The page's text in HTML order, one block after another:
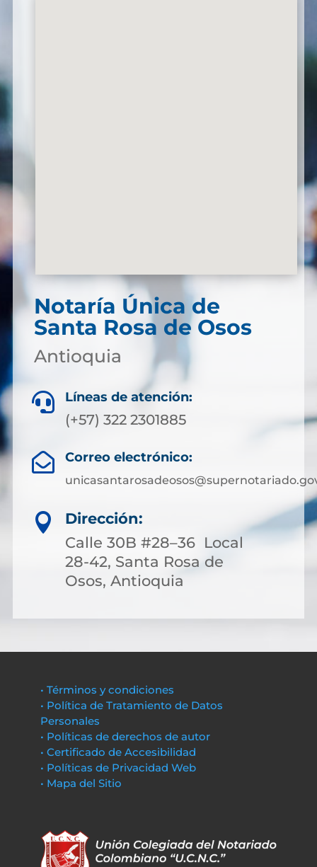
Notaría Única de
Santa Rosa de Osos
Antioquia
 Líneas de atención:
(+57) 322 2301885
 Correo electrónico:

Dirección:
Calle 30B #28–36 Local
28-42, Santa Rosa de
Osos, Antioquia
• Términos y condiciones
• Política de Tratamiento de Datos
Personales
• Políticas de derechos de autor
• Certificado de Accesibilidad
• Políticas de Privacidad Web
• Mapa del Sitio